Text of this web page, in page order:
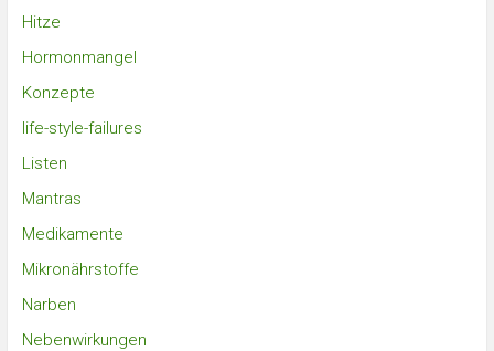
Hitze
Hormonmangel
Konzepte
life-style-failures
Listen
Mantras
Medikamente
Mikronährstoffe
Narben
Nebenwirkungen